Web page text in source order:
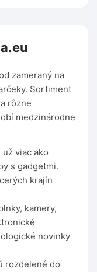
zameraný na
Sortiment
rôzne
medzinárodne
viac ako
s gadgetmi.
krajín
kamery,
novinky
rozdelené do